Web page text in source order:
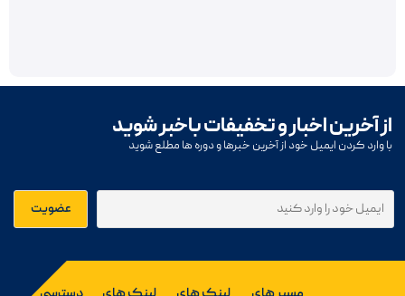
از آخرین اخبار و تخفیفات باخبر شوید
با وارد کردن ایمیل خود از آخرین خبرها و دوره ها مطلع شوید